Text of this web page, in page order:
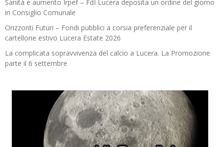
Sanità e aumento Irpef – FdI Lucera deposita un ordine del giorno
in Consiglio Comunale
Orizzonti Futuri – Fondi pubblici a corsia preferenziale per il
cartellone estivo Lucera Estate 2026
La complicata sopravvivenza del calcio a Lucera. La Promozione
parte il 6 settembre